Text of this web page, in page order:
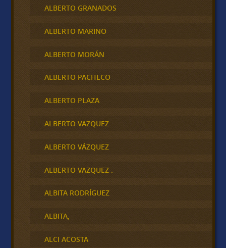
ALBERTO GRANADOS
ALBERTO MARINO
ALBERTO MORÁN
ALBERTO PACHECO
ALBERTO PLAZA
ALBERTO VAZQUEZ
ALBERTO VÁZQUEZ
ALBERTO VAZQUEZ .
ALBITA RODRÍGUEZ
ALBITA,
ALCI ACOSTA